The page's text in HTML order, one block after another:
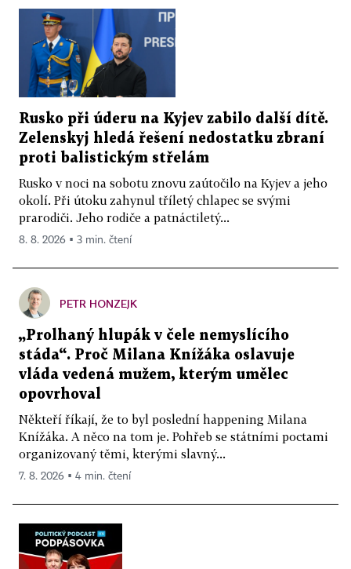
Rusko při úderu na Kyjev zabilo další dítě.
Zelenskyj hledá řešení nedostatku zbraní
proti balistickým střelám
Rusko v noci na sobotu znovu zaútočilo na Kyjev a jeho
okolí. Při útoku zahynul tříletý chlapec se svými
prarodiči. Jeho rodiče a patnáctiletý...
8. 8. 2026 ▪ 3 min. čtení
PETR HONZEJK
„Prolhaný hlupák v čele nemyslícího
stáda“. Proč Milana Knížáka oslavuje
vláda vedená mužem, kterým umělec
opovrhoval
Někteří říkají, že to byl poslední happening Milana
Knížáka. A něco na tom je. Pohřeb se státními poctami
organizovaný těmi, kterými slavný...
7. 8. 2026 ▪ 4 min. čtení